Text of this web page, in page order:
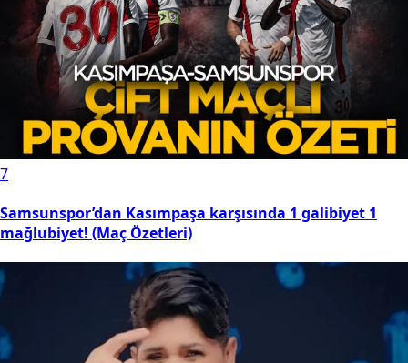
7
Samsunspor’dan Kasımpaşa karşısında 1 galibiyet 1
mağlubiyet! (Maç Özetleri)